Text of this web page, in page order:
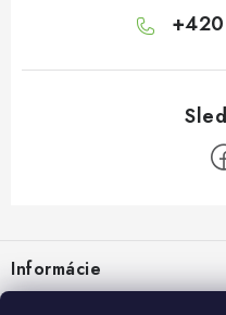
pInformácie